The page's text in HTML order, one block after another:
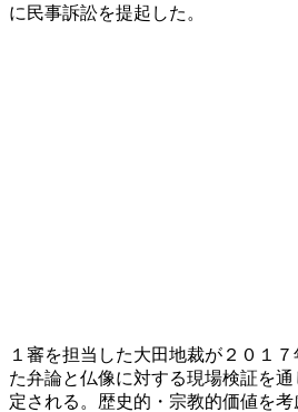
に民事訴訟を提起した。
１審を担当した大田地裁が２０１
た弁論と仏像に対する現場検証を
定される。歴史的・宗教的価値を